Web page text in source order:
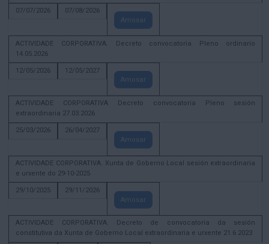
07/07/2026
07/08/2026
Amosar
ACTIVIDADE CORPORATIVA. Decreto convocatoria Pleno ordinario
14.05.2026
12/05/2026
12/05/2027
Amosar
ACTIVIDADE CORPORATIVA Decreto convocatoria Pleno sesión
extraordinaria 27.03.2026
25/03/2026
26/04/2027
Amosar
ACTIVIDADE CORPORATIVA. Xunta de Goberno Local sesión extraordinaria
e urxente do 29-10-2025
29/10/2025
29/11/2026
Amosar
ACTIVIDADE CORPORATIVA. Decreto de convocatoria da sesión
constitutiva da Xunta de Goberno Local extraordinaria e urxente 21.6.2023